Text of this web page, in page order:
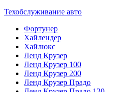
Техобслуживание авто
Фортунер
Хайлендер
Хайлюкс
Ленд Крузер
Ленд Крузер 100
Ленд Крузер 200
Ленд Крузер Прадо